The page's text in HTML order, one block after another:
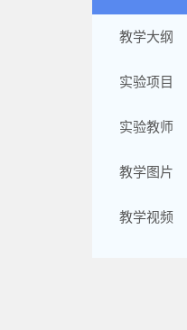
教学大纲
实验项目
实验教师
教学图片
教学视频